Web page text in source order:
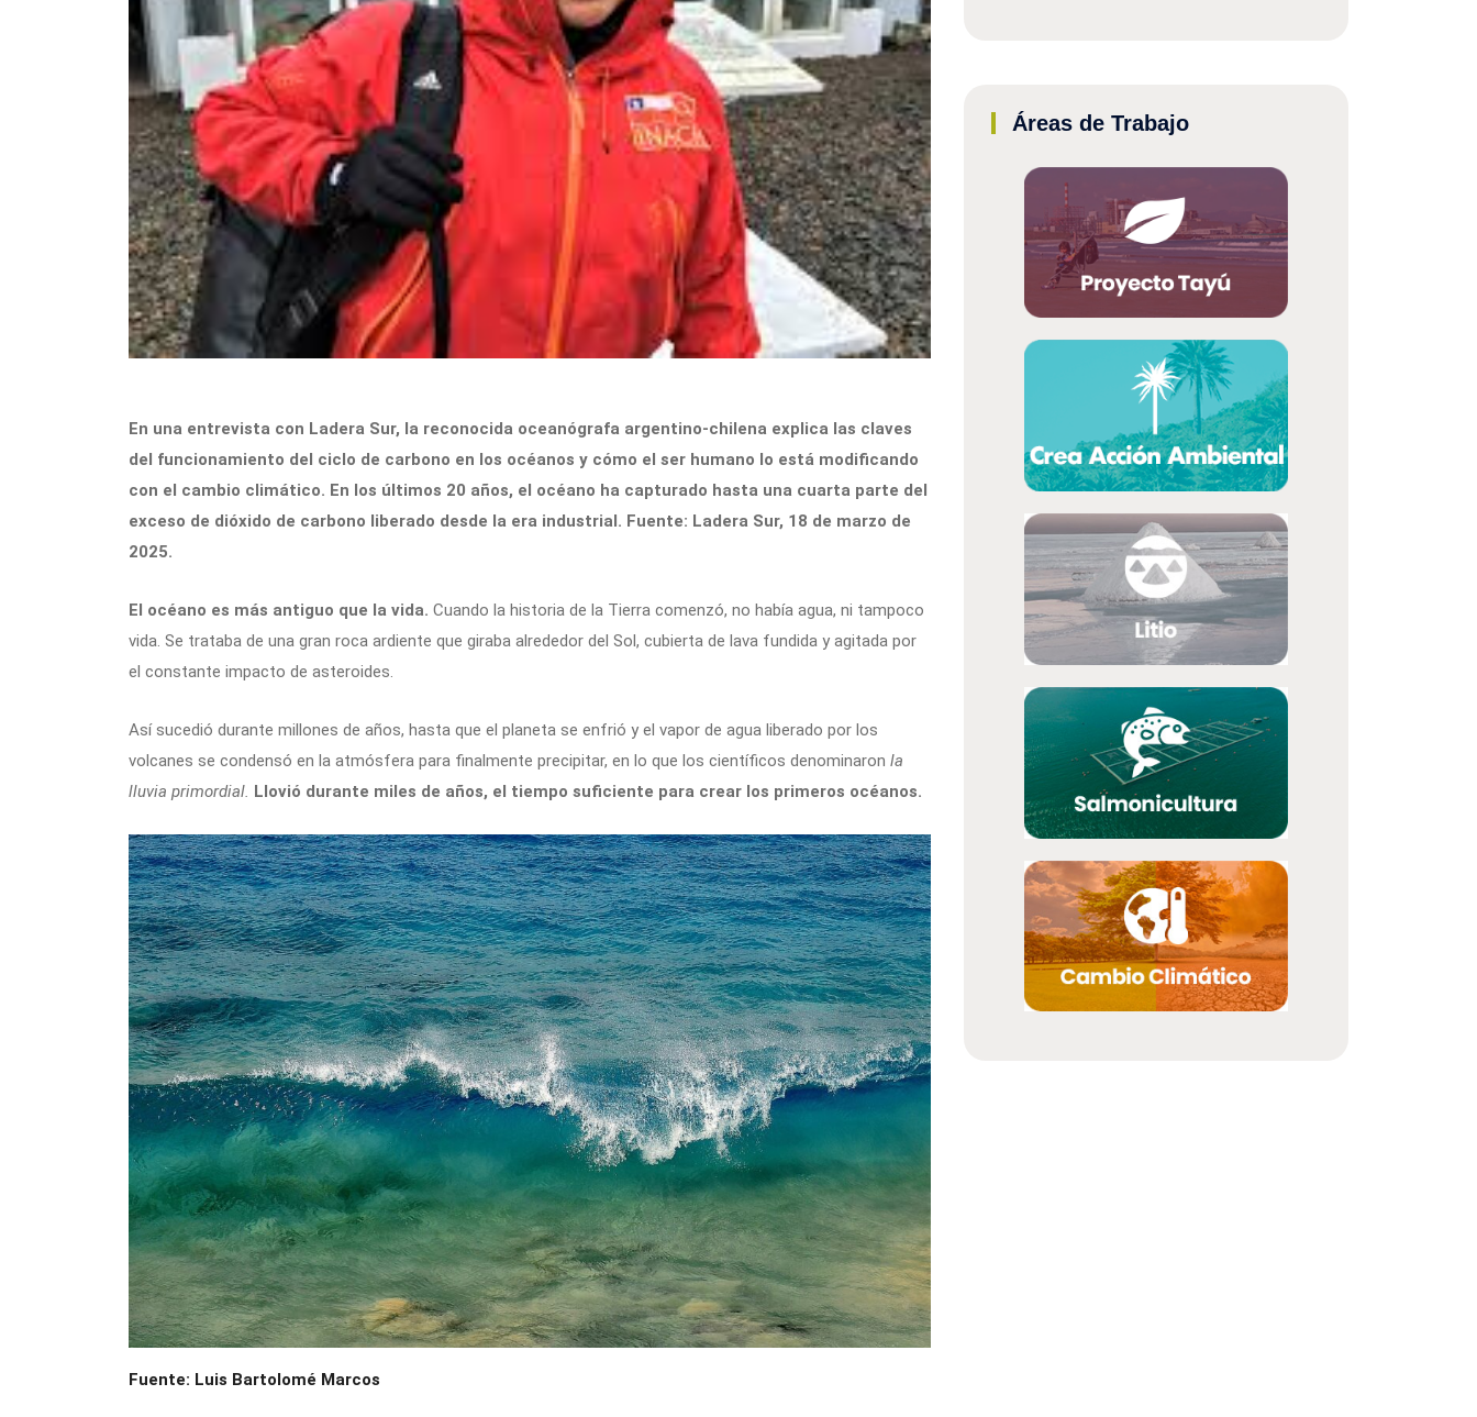
En una entrevista con Ladera Sur, la reconocida oceanógrafa argentino-chilena explica las claves
del funcionamiento del ciclo de carbono en los océanos y cómo el ser humano lo está modificando
con el cambio climático. En los últimos 20 años, el océano ha capturado hasta una cuarta parte del
exceso de dióxido de carbono liberado desde la era industrial. Fuente: Ladera Sur, 18 de marzo de
2025.
El océano es más antiguo que la vida. Cuando la historia de la Tierra comenzó, no había agua, ni tampoco
vida. Se trataba de una gran roca ardiente que giraba alrededor del Sol, cubierta de lava fundida y agitada por
el constante impacto de asteroides.
Así sucedió durante millones de años, hasta que el planeta se enfrió y el vapor de agua liberado por los
volcanes se condensó en la atmósfera para finalmente precipitar, en lo que los científicos denominaron la
lluvia primordial. Llovió durante miles de años, el tiempo suficiente para crear los primeros océanos.
Fuente: Luis Bartolomé Marcos
Áreas de Trabajo